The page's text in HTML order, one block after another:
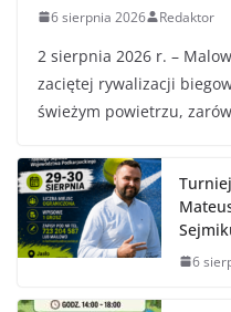
6 sierpnia 2026 Redaktor
2 sierpnia 2026 r. –
zaciętej rywalizacji
świeżym powietrzu,
6